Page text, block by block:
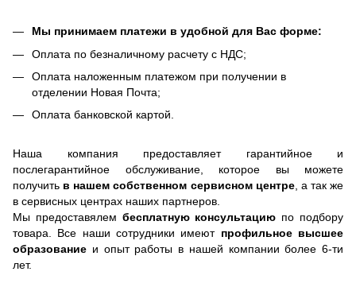
Мы принимаем платежи в удобной для Вас форме:
Оплата по безналичному расчету с НДС;
Оплата наложенным платежом при получении в
отделении Новая Почта;
Оплата банковской картой.
Наша компания предоставляет гарантийное и
послегарантийное обслуживание, которое вы можете
получить в нашем собственном сервисном центре, а так же
в сервисных центрах наших партнеров.
Мы предоставялем бесплатную консультацию по подбору
товара. Все наши сотрудники имеют профильное высшее
образование и опыт работы в нашей компании более 6-ти
лет.